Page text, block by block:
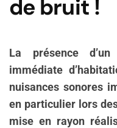
de bruit !
La présence
immédiate
nuisances sonores
en particulier lors
mise en rayon